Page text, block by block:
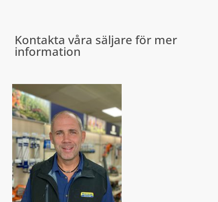
Kontakta våra säljare för mer
information